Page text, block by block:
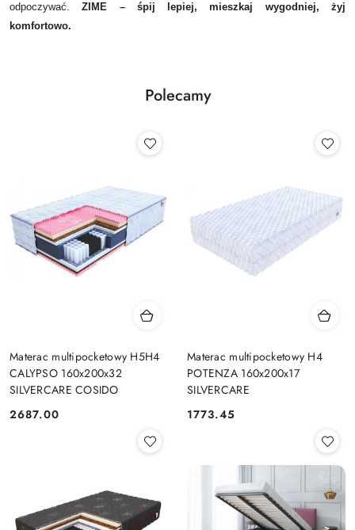
odpoczywać.ZIME – śpij lepiej, mieszkaj wygodniej, żyj
komfortowo.
Polecamy
Materac multipocketowy H5H4
CALYPSO 160x200x32
SILVERCARE COSIDO
Cena:
2687.00
Materac multipocketowy H4
POTENZA 160x200x17
SILVERCARE
Cena:
1773.45